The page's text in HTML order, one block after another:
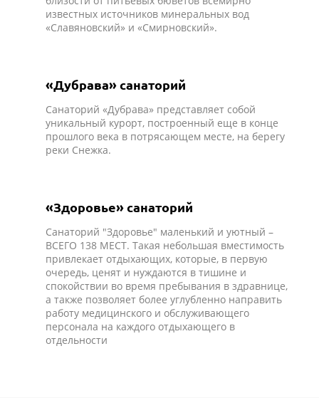
известных источников минеральных вод
«Славяновский» и «Смирновский».
«Дубрава» санаторий
Санаторий «Дубрава» представляет собой
уникальный курорт, построенный еще в конце
прошлого века в потрясающем месте, на берегу
реки Снежка.
«Здоровье» санаторий
Санаторий "Здоровье" маленький и уютный –
ВСЕГО 138 МЕСТ. Такая небольшая вместимость
привлекает отдыхающих, которые, в первую
очередь, ценят и нуждаются в тишине и
спокойствии во время пребывания в здравнице,
а также позволяет более углубленно направить
работу медицинского и обслуживающего
персонала на каждого отдыхающего в
отдельности